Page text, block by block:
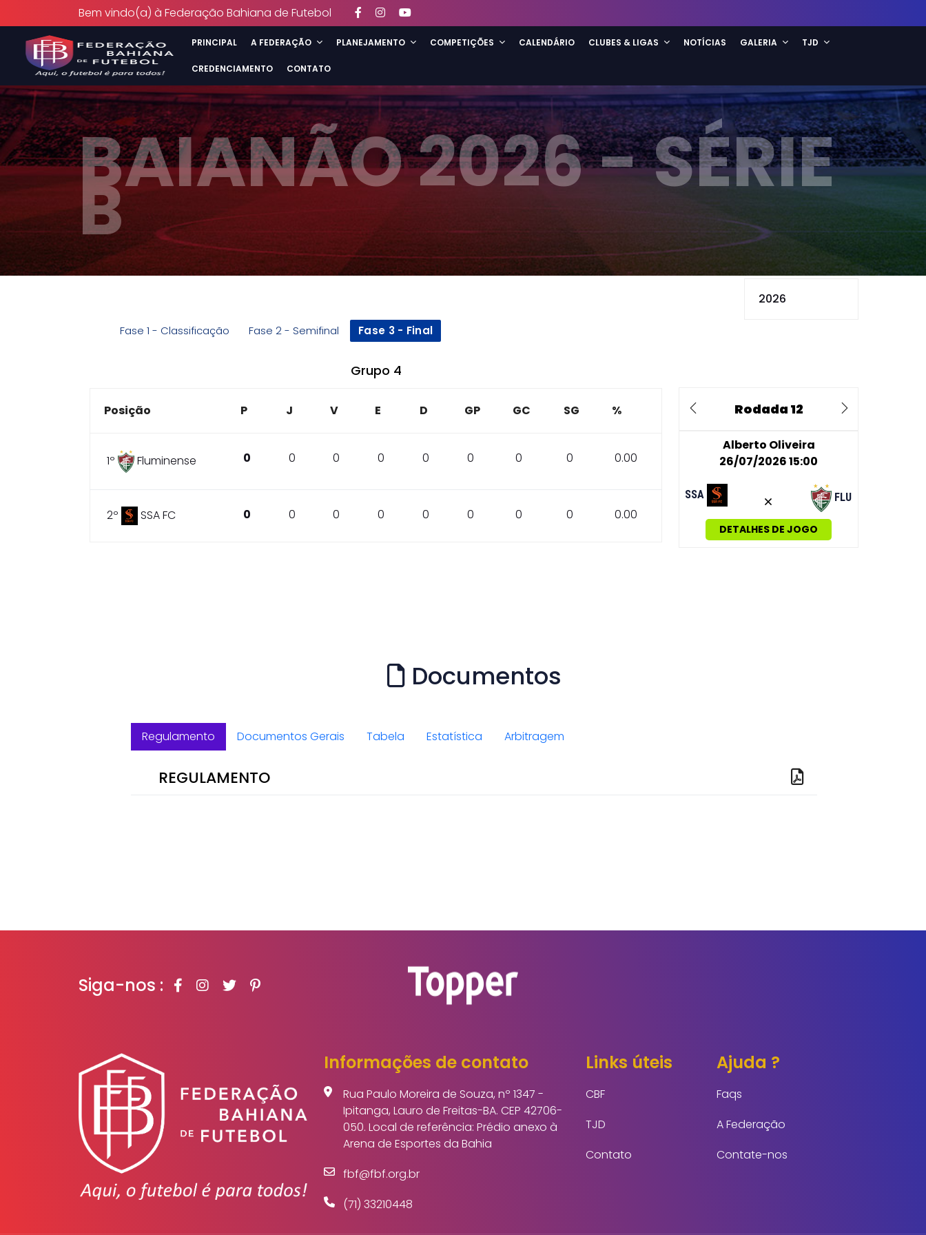
Bem vindo(a) à Federação Bahiana de Futebol
PRINCIPAL A FEDERAÇÃO PLANEJAMENTO COMPETIÇÕES CALENDÁRIO CLUBES & LIGAS NOTÍCIAS GALERIA TJD
CREDENCIAMENTO CONTATO
BAIANÃO 2026 - SÉRIE
B
Fase 1 - Classificação Fase 2 - Semifinal Fase 3 - Final
Grupo 4
Posição P J V E D GP GC SG %
1º Fluminense 0 0 0 0 0 0 0 0 0.00
2º SSA FC 0 0 0 0 0 0 0 0 0.00
Rodada 12
Previous
Next
Alberto Oliveira
26/07/2026 15:00
SSA FLU
DETALHES DE JOGO
Documentos
Regulamento Documentos Gerais Tabela Estatística Arbitragem
REGULAMENTO
Siga-nos :
Informações de contato
Rua Paulo Moreira de Souza, nº 1347 -
Ipitanga, Lauro de Freitas-BA. CEP 42706-
050. Local de referência: Prédio anexo à
Arena de Esportes da Bahia
fbf@fbf.org.br
(71) 33210448
Links úteis
CBF
TJD
Contato
Ajuda ?
Faqs
A Federação
Contate-nos